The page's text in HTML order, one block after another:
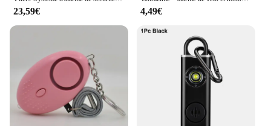
ready to assist, ensuring that your security system
system, you can rest assured that your property is in
good hands, ready to alert you to any potential
threats.
23,59€ 4,49€